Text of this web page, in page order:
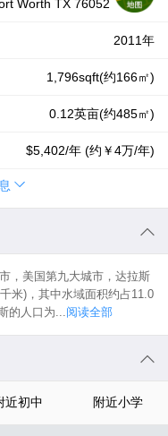
Worth TX 76052
2011年
1,796sqft(约166㎡)
0.12英亩(约485㎡)
$5,402/年 (约 ￥4万/年)
，美国第九大城市，达拉斯
米)，其中水域面积约占11.0
的人口为...阅读全部
近初中 附近小学